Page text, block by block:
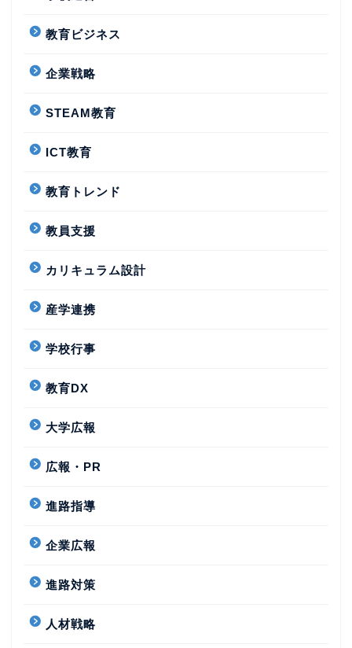
教育ビジネス
企業戦略
STEAM教育
ICT教育
教育トレンド
教員支援
カリキュラム設計
産学連携
学校行事
教育DX
大学広報
広報・PR
進路指導
企業広報
進路対策
人材戦略